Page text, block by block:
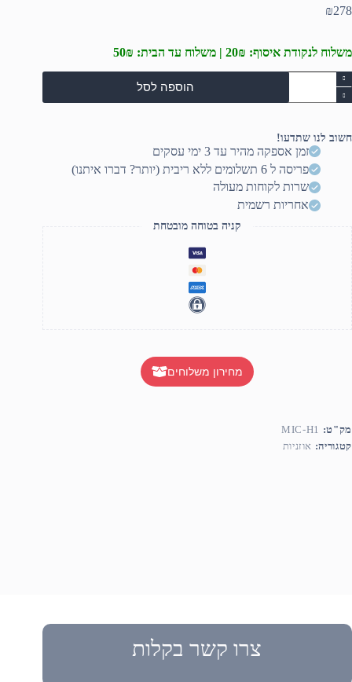
₪278
משלוח לנקודת איסוף: 20₪ | משלוח עד הבית: 50₪
כמות
של
אוזניות
ספארקפוקס
עם
הוספה לסל
חשוב לנו שתדעו!
זמן אספקה מהיר עד 3 ימי עסקים
פריסה ל 6 תשלומים ללא ריבית (יותר? דברו איתנו)
שרות לקוחות מעולה
אחריות רשמית
קניה בטוחה מובטחת
מחירון משלוחים
מק"ט: MIC-H1
קטגוריה: אוזניות
צרו קשר בקלות